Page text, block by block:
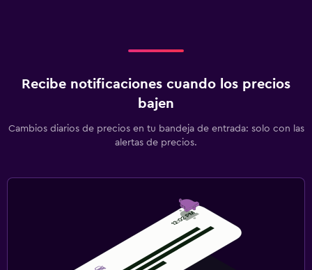
Recibe notificaciones cuando los precios
bajen
Cambios diarios de precios en tu bandeja de entrada: solo con las
alertas de precios.